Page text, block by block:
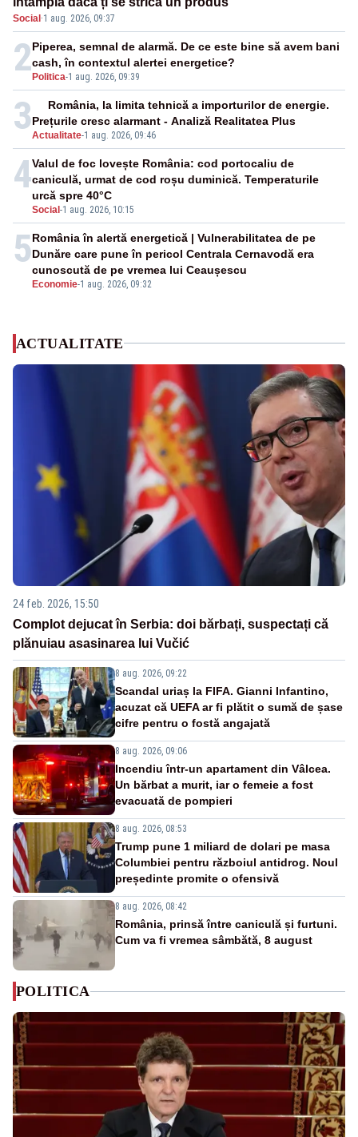
Social·1 aug. 2026, 09:37
2Politica-1 aug. 2026, 09:39
Piperea, semnal de alarmă. De ce este bine să avem bani
cash, în contextul alertei energetice?
3Actualitate-1 aug. 2026, 09:46
România, la limita tehnică a importurilor de energie.
Prețurile cresc alarmant - Analiză Realitatea Plus
4
Social-1 aug. 2026, 10:15
Valul de foc lovește România: cod portocaliu de
caniculă, urmat de cod roșu duminică. Temperaturile
urcă spre 40°C
5
Economie-1 aug. 2026, 09:32
România în alertă energetică | Vulnerabilitatea de pe
Dunăre care pune în pericol Centrala Cernavodă era
cunoscută de pe vremea lui Ceaușescu
ACTUALITATE
24 feb. 2026, 15:50
Complot dejucat în Serbia: doi bărbați, suspectați că
plănuiau asasinarea lui Vučić
8 aug. 2026, 09:22
Scandal uriaș la FIFA. Gianni Infantino,
acuzat că UEFA ar fi plătit o sumă de șase
cifre pentru o fostă angajată
8 aug. 2026, 09:06
Incendiu într-un apartament din Vâlcea.
Un bărbat a murit, iar o femeie a fost
evacuată de pompieri
8 aug. 2026, 08:53
Trump pune 1 miliard de dolari pe masa
Columbiei pentru războiul antidrog. Noul
președinte promite o ofensivă
8 aug. 2026, 08:42
România, prinsă între caniculă și furtuni.
Cum va fi vremea sâmbătă, 8 august
POLITICA